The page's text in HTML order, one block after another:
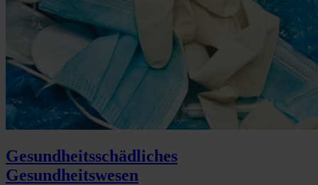
Gesundheitsschädliches
Gesundheitswesen